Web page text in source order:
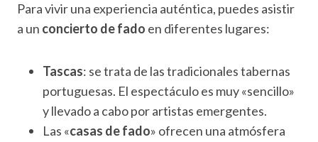
Para vivir una experiencia auténtica, puedes asistir
a un concierto de fado en diferentes lugares:
Tascas: se trata de las tradicionales tabernas
portuguesas. El espectáculo es muy «sencillo»
y llevado a cabo por artistas emergentes.
Las «casas de fado» ofrecen una atmósfera